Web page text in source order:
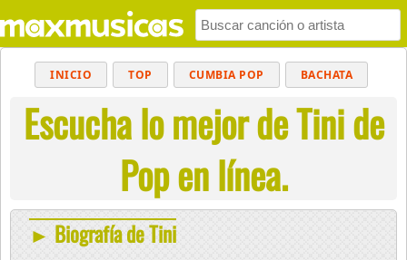
INICIO TOP CUMBIA POP BACHATA
MUSICA CRISTIANA REGGAETON
BALADAS ALTERNATIVO ELECTRÓNICA
CUMBIAS
Escucha lo mejor de Tini de
Pop en línea.
► Biografía de Tini